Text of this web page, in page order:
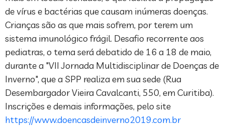
de vírus e bactérias que causam inúmeras doenças.
Crianças são as que mais sofrem, por terem um
sistema imunológico frágil. Desafio recorrente aos
pediatras, o tema será debatido de 16 a 18 de maio,
durante a "VII Jornada Multidisciplinar de Doenças de
Inverno", que a SPP realiza em sua sede (Rua
Desembargador Vieira Cavalcanti, 550, em Curitiba).
Inscrições e demais informações, pelo site
https://www.doencasdeinverno2019.com.br